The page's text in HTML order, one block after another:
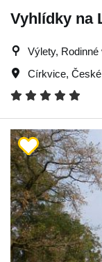
Vyhlídky na
Výlety,
Církvice,